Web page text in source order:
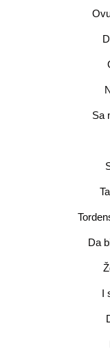
Sa
Da
I